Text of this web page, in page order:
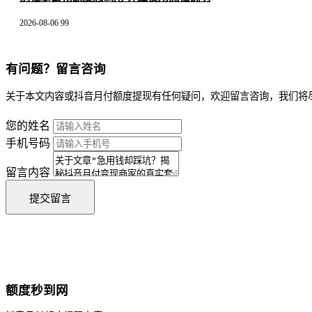
2026-08-06 99
有问题？留言咨询
关于本文内容或抖音月付额度提现有任何疑问，欢迎留言咨询，我们将
您的姓名
手机号码
留言内容
提交留言
额度秒到网